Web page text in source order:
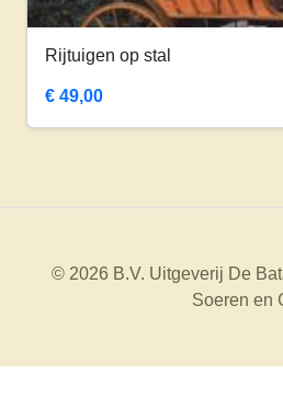
Rijtuigen op stal
€ 49,00
© 2026 B.V. Uitgeverij De
Soeren en